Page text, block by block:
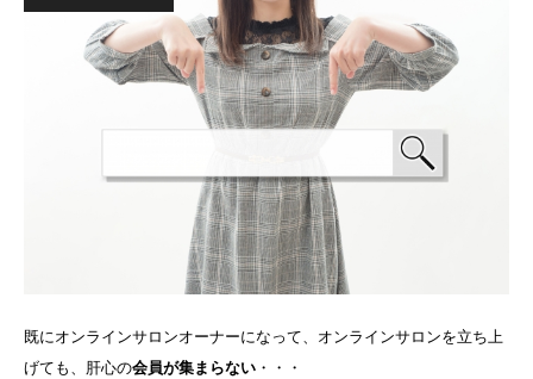
既にオンラインサロンオーナーになって、オンラインサロンを立ち上
げても、肝心の会員が集まらない ・・・